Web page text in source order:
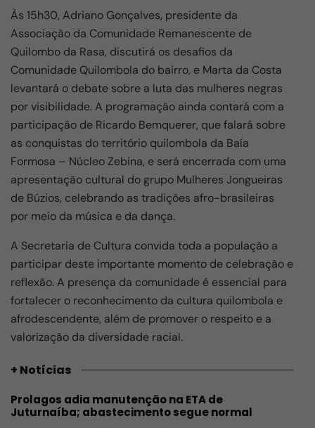
Às 15h30, Adriano Gonçalves, presidente da
Associação da Comunidade Remanescente de
Quilombo da Rasa, discutirá os desafios da
Comunidade Quilombola do bairro, e Marta da Costa
levantará o debate sobre a luta das mulheres negras
por visibilidade. A programação ainda contará com a
participação de Ricardo Bemquerer, que falará sobre
as conquistas do território quilombola da Baía
Formosa – Núcleo Zebina, e será encerrada com uma
apresentação cultural do grupo Mulheres Jongueiras
de Búzios, celebrando as tradições afro-brasileiras
por meio da música e da dança.
A Secretaria de Cultura convida toda a população a
participar deste importante momento de celebração e
reflexão. A presença da comunidade é essencial para
fortalecer o reconhecimento da cultura quilombola e
afrodescendente, além de promover o respeito e a
valorização da diversidade racial.
+ Notícias
Prolagos adia manutenção na ETA de
Juturnaíba; abastecimento segue normal